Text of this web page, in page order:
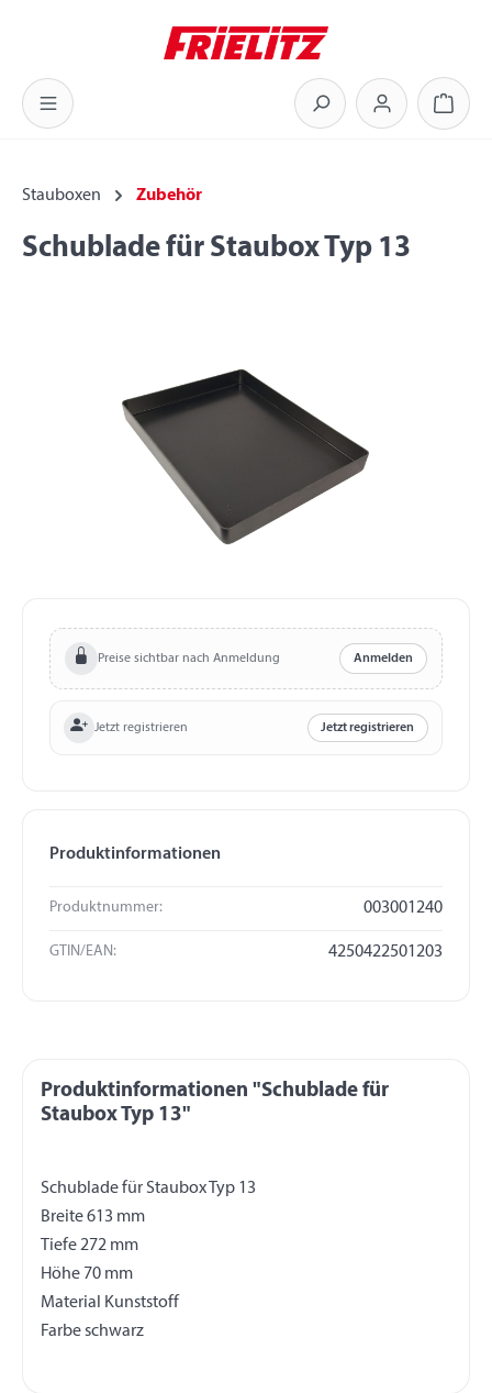
Zum Hauptinhalt springen
Stauboxen Zubehör
Schublade für Staubox Typ 13
Preise sichtbar nach Anmeldung Anmelden
Jetzt registrieren Jetzt registrieren
Produktinformationen
Produktnummer: 003001240
GTIN/EAN: 4250422501203
Produktinformationen "Schublade für
Staubox Typ 13"
Schublade für Staubox Typ 13
Breite 613 mm
Tiefe 272 mm
Höhe 70 mm
Material Kunststoff